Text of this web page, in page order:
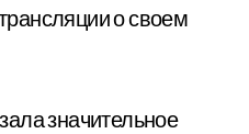
о своем
значительное